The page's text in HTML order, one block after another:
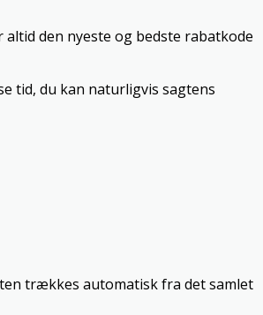
den nyeste og bedste rabatkode
tid, du kan naturligvis sagtens
trækkes automatisk fra det samlet